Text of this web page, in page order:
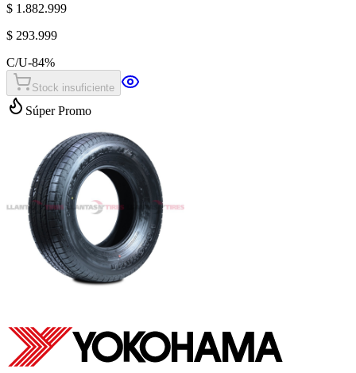
$ 1.882.999
$ 293.999
C/U-84%
Stock insuficiente
Súper Promo